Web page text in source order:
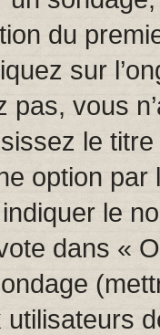
du
sur
pas, vous
le
option
le
dans «